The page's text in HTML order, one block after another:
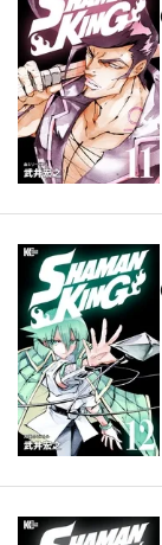
ポイント
ポイント